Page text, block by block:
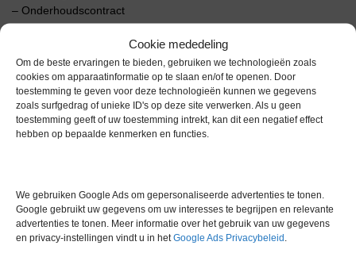
Cookie mededeling
Om de beste ervaringen te bieden, gebruiken we technologieën zoals
cookies om apparaatinformatie op te slaan en/of te openen. Door
toestemming te geven voor deze technologieën kunnen we gegevens
zoals surfgedrag of unieke ID's op deze site verwerken. Als u geen
toestemming geeft of uw toestemming intrekt, kan dit een negatief effect
hebben op bepaalde kenmerken en functies.
We gebruiken Google Ads om gepersonaliseerde advertenties te tonen.
Google gebruikt uw gegevens om uw interesses te begrijpen en relevante
advertenties te tonen. Meer informatie over het gebruik van uw gegevens
en privacy-instellingen vindt u in hetGoogle Ads Privacybeleid .
– Onderhoudscontract
Extra informatie
Gewicht 0,0 kg
Garantie 1 maand